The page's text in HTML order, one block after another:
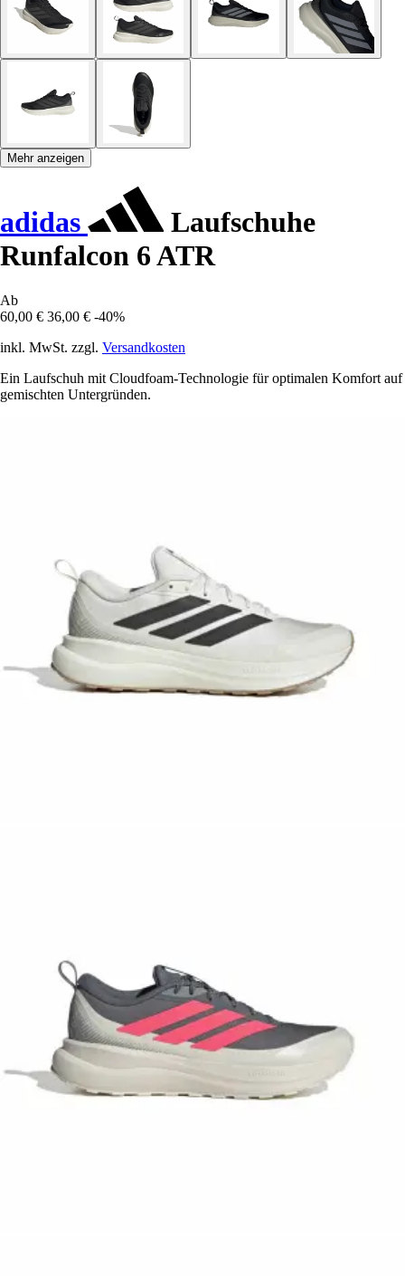
Mehr anzeigen
adidas
Laufschuhe
Runfalcon 6 ATR
Ab
60,00 € 36,00 € -40%
inkl. MwSt. zzgl. Versandkosten
Ein Laufschuh mit Cloudfoam-Technologie für optimalen Komfort auf
gemischten Untergründen.